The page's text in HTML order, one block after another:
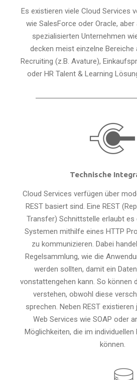
Es existieren viele Cloud Services
wie SalesForce oder Oracle, aber
spezialisierten Unternehmen
decken meist einzelne Bereiche
Recruiting (z.B. Avature),
oder HR Talent & Learning
Technische
Cloud Services verfügen über
REST basiert sind. Eine REST
Transfer) Schnittstelle erlaubt es
Systemen mithilfe eines HTTP
zu kommunizieren. Dabei
Regelsammlung, wie die
werden sollten, damit ein
vonstattengehen kann. So können
verstehen, obwohl diese
sprechen. Neben REST
Web Services wie SOAP oder
Möglichkeiten, die im
können.